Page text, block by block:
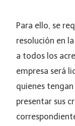
Para ello, se
resolución en
a todos los
empresa será
quienes
presentar sus